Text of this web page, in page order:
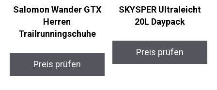
Salomon Wander GTX
Herren
Trailrunningschuhe
SKYSPER Ultraleicht
20L Daypack